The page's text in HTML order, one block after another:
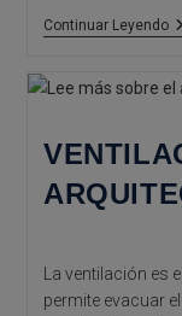
Continuar Leyendo
La ventilación es
permite evacuar